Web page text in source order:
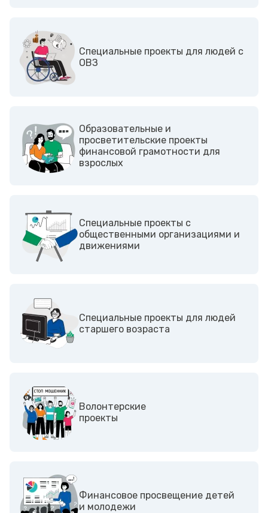
Cпециальные проекты для людей с
ОВЗ
Образовательные и
просветительские проекты
финансовой грамотности для
взрослых
Cпециальные проекты с
общественными организациями и
движениями
Специальные проекты для людей
старшего возраста
Волонтерские
проекты
Финансовое просвещение детей
и молодежи